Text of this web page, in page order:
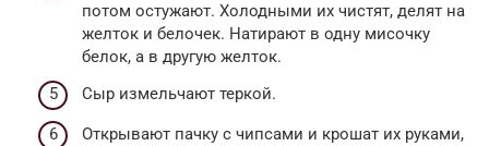
потом остужают. Холодными их чистят, делят на
желток и белочек. Натирают в одну мисочку
белок, а в другую желток.
Сыр измельчают теркой.
Открывают пачку с чипсами и крошат их руками,